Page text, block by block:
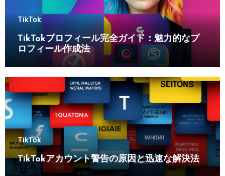
TikTok
TikTokプロフィール完全ガイド：魅力的なプ
ロフィール作成法
TikTok
TikTokアカウント警告の原因と迅速な解決法